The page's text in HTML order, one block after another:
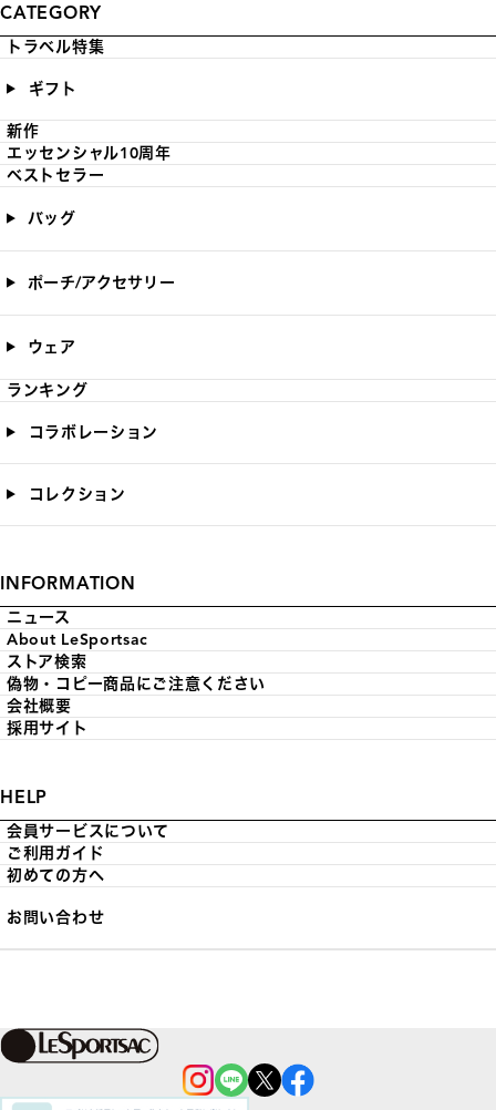
CATEGORY
トラベル特集
ギフト
新作
エッセンシャル10周年
ベストセラー
バッグ
ポーチ/アクセサリー
ウェア
ランキング
コラボレーション
コレクション
INFORMATION
ニュース
About LeSportsac
ストア検索
偽物・コピー商品にご注意ください
会社概要
採用サイト
HELP
会員サービスについて
ご利用ガイド
初めての方へ
お問い合わせ